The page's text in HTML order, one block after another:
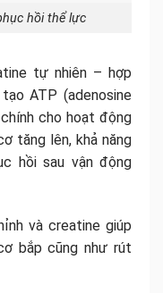
hồi thể lực
tự nhiên – hợp
ATP (adenosine
cho hoạt động
tăng lên, khả năng
hồi sau vận động
và creatine giúp
bắp cũng như rút